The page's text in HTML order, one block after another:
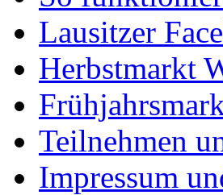
Lausitzer
Herbstmarkt
Teilnehmen
Impressum